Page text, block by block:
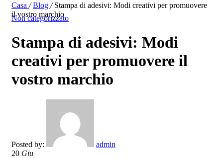
Casa /Blog /Stampa di adesivi: Modi creativi per promuovere
il vostro marchio
Non categorizzato
Stampa di adesivi: Modi
creativi per promuovere il
vostro marchio
Posted by:
admin
20 Giu